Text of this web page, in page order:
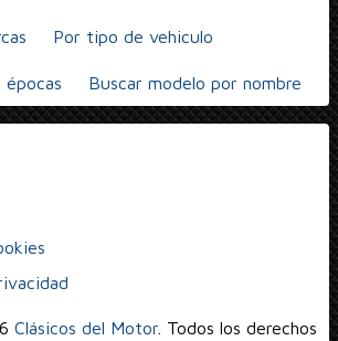
Por tipo de vehiculo
épocas Buscar modelo por nombre
Clásicos del Motor. Todos los derechos